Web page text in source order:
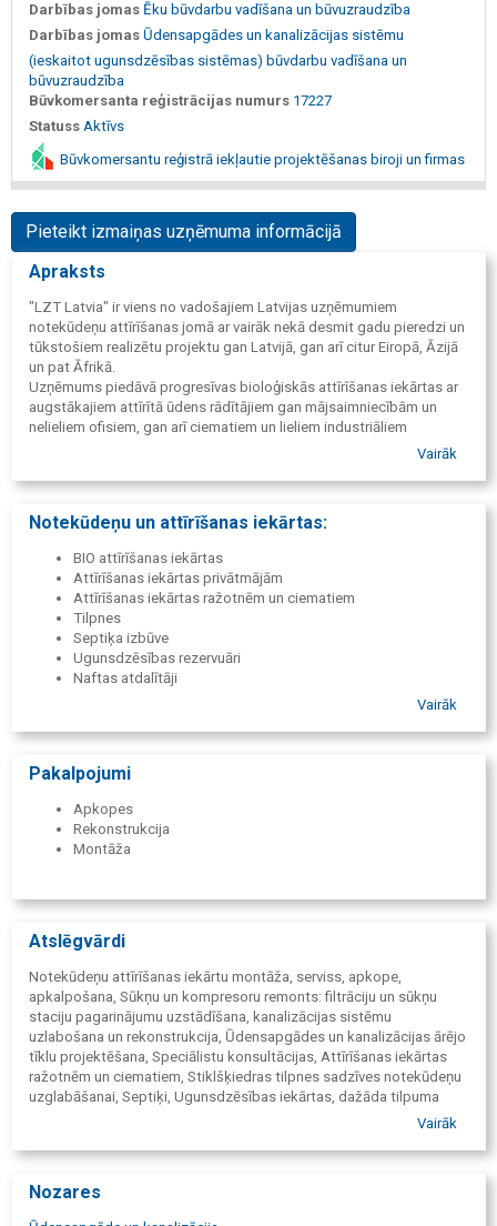
Darbības jomas Ēku būvdarbu vadīšana un būvuzraudzība
Darbības jomas Ūdensapgādes un kanalizācijas sistēmu
(ieskaitot ugunsdzēsības sistēmas) būvdarbu vadīšana un
būvuzraudzība
Būvkomersanta reģistrācijas numurs 17227
Statuss Aktīvs
Būvkomersantu reģistrā iekļautie projektēšanas biroji un firmas
Pieteikt izmaiņas uzņēmuma informācijā
Apraksts
"LZT Latvia" ir viens no vadošajiem Latvijas uzņēmumiem
notekūdeņu attīrīšanas jomā ar vairāk nekā desmit gadu pieredzi un
tūkstošiem realizētu projektu gan Latvijā, gan arī citur Eiropā, Āzijā
un pat Āfrikā.
Uzņēmums piedāvā progresīvas bioloģiskās attīrīšanas iekārtas ar
augstākajiem attīrītā ūdens rādītājiem gan mājsaimniecībām un
nelieliem ofisiem, gan arī ciematiem un lieliem industriāliem
uzņēmumiem, nodrošinot iekārtu projektēšanu, izbūvi un servisa
Vairāk
Notekūdeņu un attīrīšanas iekārtas:
BIO attīrīšanas iekārtas
Attīrīšanas iekārtas privātmājām
Attīrīšanas iekārtas ražotnēm un ciematiem
Tilpnes
Septiķa izbūve
Ugunsdzēsības rezervuāri
Naftas atdalītāji
Smilšu atdalītājs
Vairāk
Pakalpojumi
Apkopes
Rekonstrukcija
Montāža
Atslēgvārdi
Notekūdeņu attīrīšanas iekārtu montāža, serviss, apkope,
apkalpošana, Sūkņu un kompresoru remonts: filtrāciju un sūkņu
staciju pagarinājumu uzstādīšana, kanalizācijas sistēmu
uzlabošana un rekonstrukcija, Ūdensapgādes un kanalizācijas ārējo
tīklu projektēšana, Speciālistu konsultācijas, Attīrīšanas iekārtas
ražotnēm un ciematiem, Stiklšķiedras tilpnes sadzīves notekūdeņu
uzglabāšanai, Septiķi, Ugunsdzēsības iekārtas, dažāda tilpuma
ūdens tvertnes, to uzstādīšana un apkalpošana, Naftas atdalītāji,
SECOH kompresori, Smilšu atdalītājs, atdala notekūdeņus un lietus
stacijas lielām apdzīvotām vietām
Vairāk
Nozares